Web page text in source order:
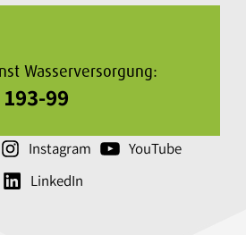
Wasserversorgung:
99
Instagram
YouTube
LinkedIn